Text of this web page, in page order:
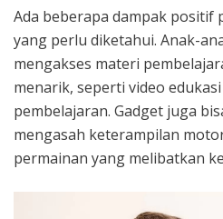
Ada beberapa dampak positif
yang perlu diketahui. Anak-
mengakses materi
menarik, seperti video
pembelajaran. Gadget juga
mengasah keterampilan
permainan yang melibatkan